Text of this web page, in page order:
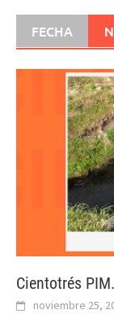
FECHA
Cientotrés
noviembre 25,